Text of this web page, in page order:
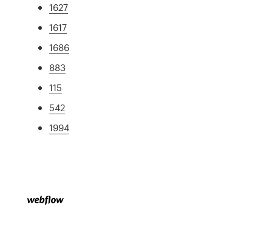
1627
1617
1686
883
115
542
1994